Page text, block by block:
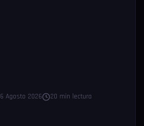
6 Agosto 2026
20 min lectura